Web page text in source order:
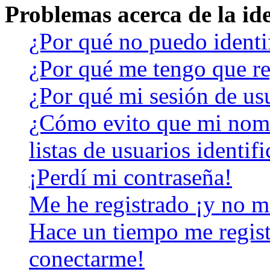
Problemas acerca de la
¿Por qué no puedo
¿Por qué me tengo que
¿Por qué mi sesión de
¿Cómo evito que mi
listas de usuarios
¡Perdí mi contraseña!
Me he registrado ¡y no
Hace un tiempo me
conectarme!